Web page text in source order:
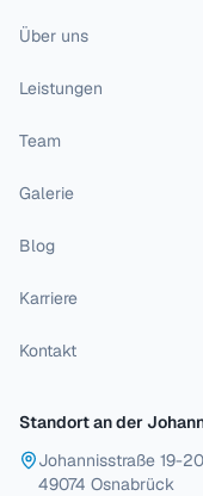
Über uns
Leistungen
Team
Galerie
Blog
Karriere
Kontakt
Standort an der
Johannisstraße 19-20
49074 Osnabrück